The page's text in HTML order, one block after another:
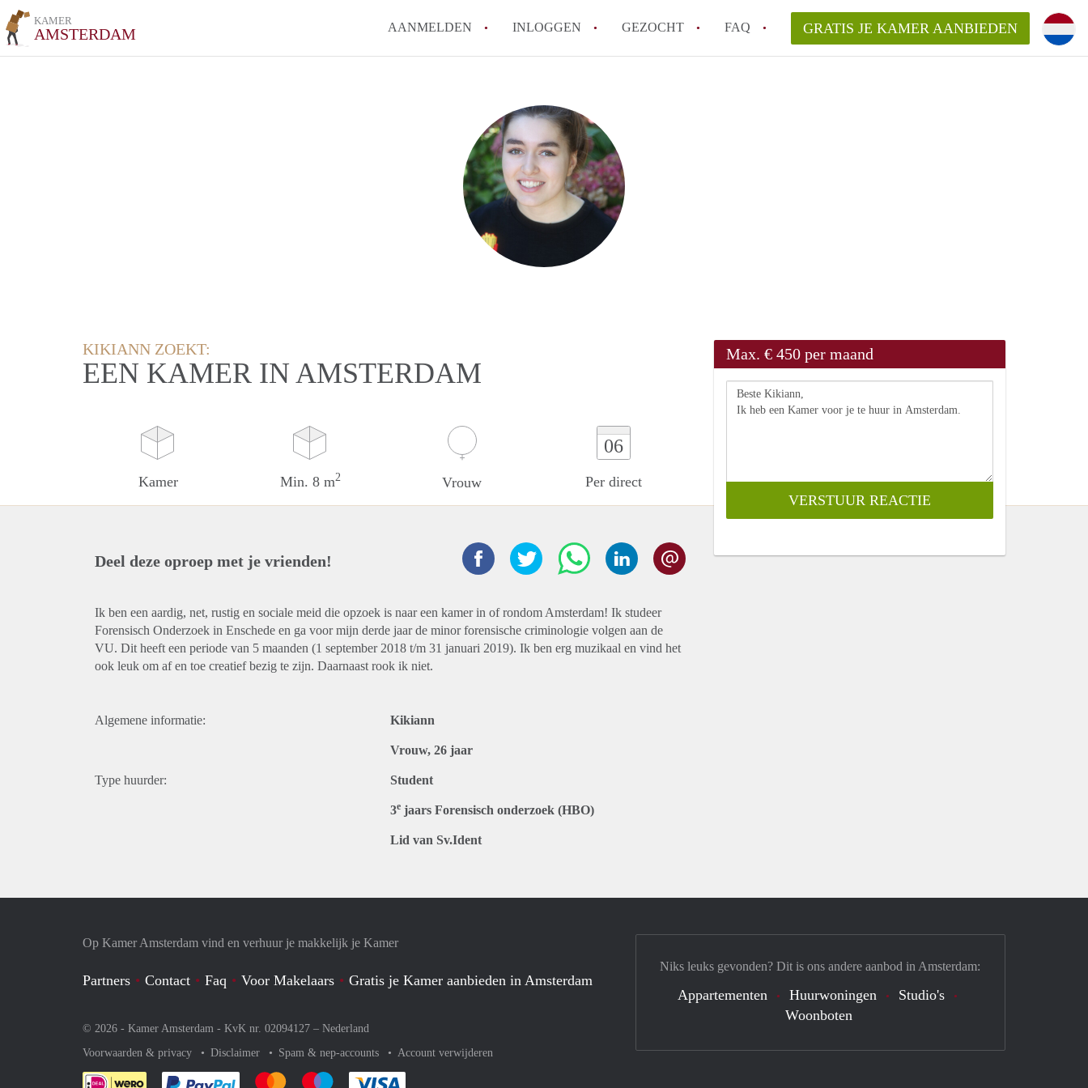
KAMER
AMSTERDAM AANMELDEN INLOGGEN GEZOCHT FAQ
Wat zijn de opzegtermijnen bij een kamer in Amsterdam?
Wat zijn de populairste zoektermen voor een kamer in Amsterdam en wat
betekent dit voor jou als zoeker?
Wat is een studentenkamer in Amsterdam?
Waarom geen bemiddelingskosten voor de huurder?
Alle veelgestelde vragen
GRATIS JE KAMER AANBIEDEN
KIKIANN ZOEKT:
EEN KAMER IN AMSTERDAM
Kamer Min. 8 m2 Vrouw
06
Per direct
Max. € 450 per maand
Deel deze oproep met je vrienden!
Ik ben een aardig, net, rustig en sociale meid die opzoek is naar een kamer in of rondom Amsterdam! Ik studeer
Forensisch Onderzoek in Enschede en ga voor mijn derde jaar de minor forensische criminologie volgen aan de
VU. Dit heeft een periode van 5 maanden (1 september 2018 t/m 31 januari 2019). Ik ben erg muzikaal en vind het
ook leuk om af en toe creatief bezig te zijn. Daarnaast rook ik niet.
Algemene informatie: Kikiann
Vrouw, 26 jaar
Type huurder: Student
3e jaars Forensisch onderzoek (HBO)
Lid van Sv.Ident
Op Kamer Amsterdam vind en verhuur je makkelijk je Kamer
Partners Contact Faq Voor Makelaars Gratis je Kamer aanbieden in Amsterdam
© 2026 - Kamer Amsterdam - KvK nr. 02094127 – Nederland
Voorwaarden & privacy
Disclaimer Spam & nep-accounts Account verwijderen
Je rekent gemakkelijk af met Paypal
Je rekent gemakkelijk af met Mastercard
Je rekent gemakkelijk af met Meastro
Niks leuks gevonden? Dit is ons andere aanbod in Amsterdam:
Appartementen Huurwoningen
Studio's
Woonboten